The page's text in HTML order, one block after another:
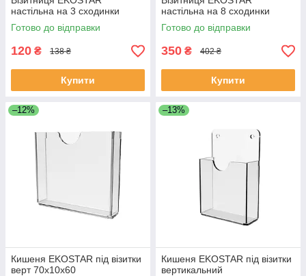
настільна на 3 сходинки
Готово до відправки
120 ₴ 138 ₴
Купити
настільна на 8 сходинки
Готово до відправки
350 ₴ 402 ₴
Купити
–12%
Кишеня EKOSTAR під візитки
верт 70х10х60
–13%
Кишеня EKOSTAR під візитки
вертикальний